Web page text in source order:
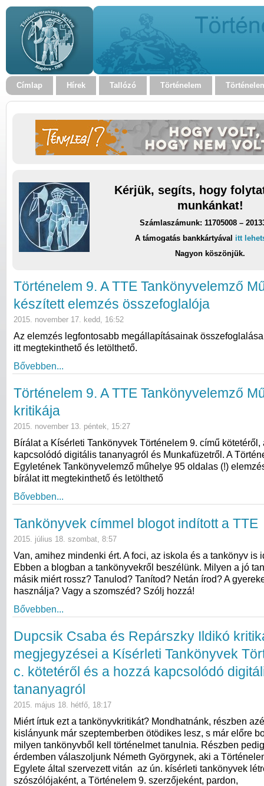
Címlap Hírek Tallózó Történelem
Kérjük, segíts, hogy
munkánkat!
Számlaszámunk: 11705008 –
A támogatás bankkártyával itt
Nagyon köszönjük.
Történelem 9. A TTE Tankönyvelemző
készített elemzés összefoglalója
2015. november 17. kedd, 16:52
Az elemzés legfontosabb megállapításainak
itt megtekinthető és letölthető.
Bővebben...
Történelem 9. A TTE Tankönyvelemző
kritikája
2015. november 13. péntek, 15:27
Bírálat a Kísérleti Tankönyvek Történelem 9. című kötetéről,
kapcsolódó digitális tananyagról és Munkafüzetről. A
Egyletének Tankönyvelemző műhelye 95 oldalas (!)
bírálat itt megtekinthető és letölthető
Bővebben...
Tankönyvek címmel blogot indított a TTE
2015. július 18. szombat, 8:57
Van, amihez mindenki ért. A foci, az iskola és a tankönyv is
Ebben a blogban a tankönyvekről beszélünk. Milyen a jó
másik miért rossz? Tanulod? Tanítod? Netán írod? A
használja? Vagy a szomszéd? Szólj hozzá!
Bővebben...
Dupcsik Csaba és Repárszky Ildikó
megjegyzései a Kísérleti Tankönyvek
c. kötetéről és a hozzá kapcsolódó
tananyagról
2015. május 18. hétfő, 18:17
Miért írtuk ezt a tankönyvkritikát? Mondhatnánk, részben
kislányunk már szeptemberben ötödikes lesz, s már előre
milyen tankönyvből kell történelmet tanulnia. Részben
érdemben válaszoljunk Németh Györgynek, aki a
Egylete által szervezett vitán az ún. kísérleti tankönyvek
szószólójaként, a Történelem 9. szerzőjeként, pardon,